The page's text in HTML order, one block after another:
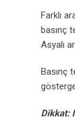
Farklı
basınç
Asyalı
Basınç
Dikkat: